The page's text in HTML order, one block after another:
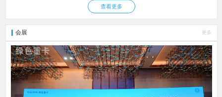
查看更多
会展 更多